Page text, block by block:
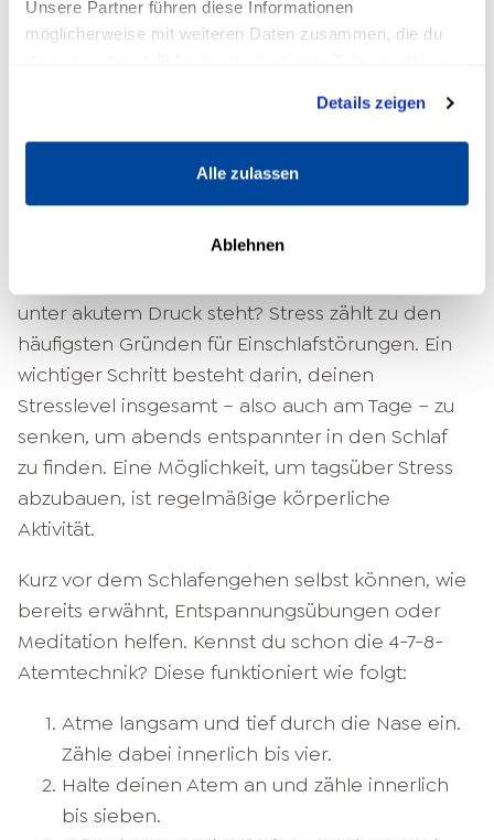
Unsere Partner führen diese Informationen
möglicherweise mit weiteren Daten zusammen, die du
Details zeigen
Alle zulassen
Ablehnen
panisch, da du weißt, dass dir nun weniger
Schlafenszeit bleibt, bis der Wecker klingelt. Um
dein Smartphone aus dem Schlafzimmer
verbannen.
Wie du Stress vor dem
Schlafengehen bewältigen kannst
unter akutem Druck steht? Stress zählt zu den
häufigsten Gründen für Einschlafstörungen. Ein
wichtiger Schritt besteht darin, deinen
Stresslevel insgesamt – also auch am Tage – zu
senken, um abends entspannter in den Schlaf
zu finden. Eine Möglichkeit, um tagsüber Stress
abzubauen, ist regelmäßige körperliche
Aktivität.
Kurz vor dem Schlafengehen selbst können, wie
bereits erwähnt, Entspannungsübungen oder
Meditation helfen. Kennst du schon die 4-7-8-
Atemtechnik? Diese funktioniert wie folgt:
Atme langsam und tief durch die Nase ein.
Zähle dabei innerlich bis vier.
Halte deinen Atem an und zähle innerlich
bis sieben.